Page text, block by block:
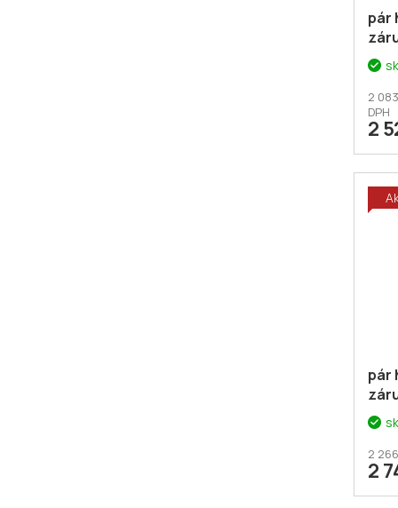
pár
2
DPH
2
pár
2
2